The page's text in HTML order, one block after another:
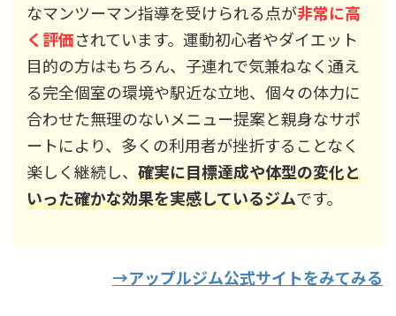
なマンツーマン指導を受けられる点が非常に高
く評価されています。運動初心者やダイエット
目的の方はもちろん、子連れで気兼ねなく通え
る完全個室の環境や駅近な立地、個々の体力に
合わせた無理のないメニュー提案と親身なサポ
ートにより、多くの利用者が挫折することなく
楽しく継続し、 確実に目標達成や体型の変化と
いった確かな効果を実感しているジムです。
→アップルジム公式サイトをみてみる